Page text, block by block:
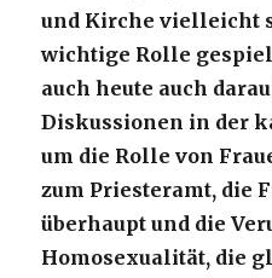
und Kirche vielleicht
wichtige Rolle
auch heute auch
Diskussionen in der
um die Rolle von
zum Priesteramt, die
überhaupt und die
Homosexualität, die